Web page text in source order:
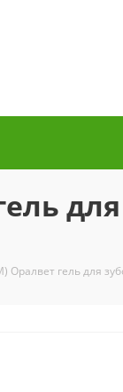
Оралвет гель для